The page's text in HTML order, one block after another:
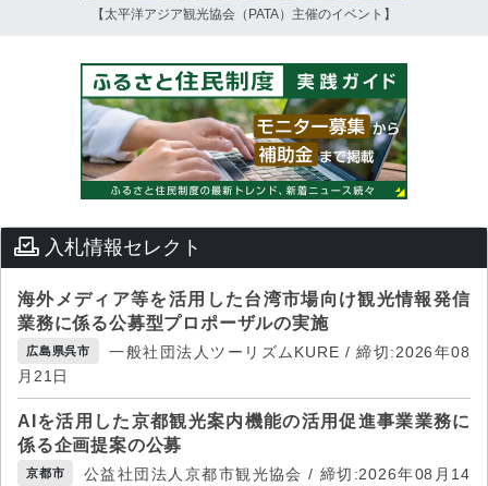
【太平洋アジア観光協会（PATA）主催のイベント】
入札情報セレクト
海外メディア等を活用した台湾市場向け観光情報発信
業務に係る公募型プロポーザルの実施
広島県呉市
一般社団法人ツーリズムKURE / 締切:2026年08
月21日
AIを活用した京都観光案内機能の活用促進事業業務に
係る企画提案の公募
京都市 公益社団法人京都市観光協会 / 締切:2026年08月14